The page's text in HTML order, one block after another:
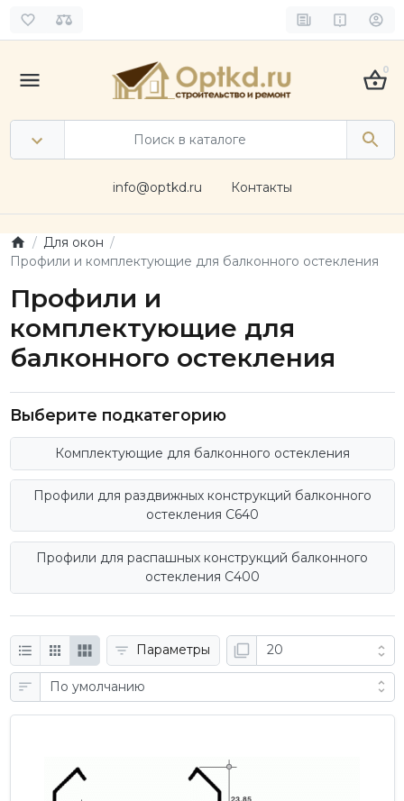
0
info@optkd.ru Контакты
Для окон
Профили и комплектующие для балконного остекления
Профили и
комплектующие для
балконного остекления
Выберите подкатегорию
Комплектующие для балконного остекления
Профили для раздвижных конструкций балконного
остекления C640
Профили для распашных конструкций балконного
остекления C400
Параметры